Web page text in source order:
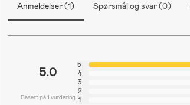
Anmeldelser (1) Spørsmål og svar (0)
5.0
Basert på 1 vurdering
5
4
3
2
1